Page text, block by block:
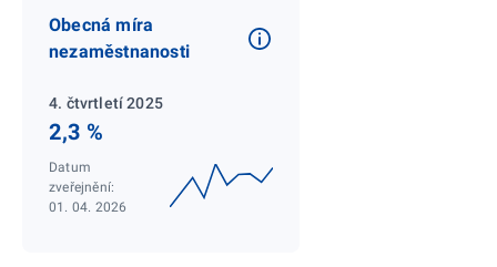
Obecná míra
nezaměstnanosti
4. čtvrtletí 2025
2,3 %
Datum
zveřejnění:
01. 04. 2026